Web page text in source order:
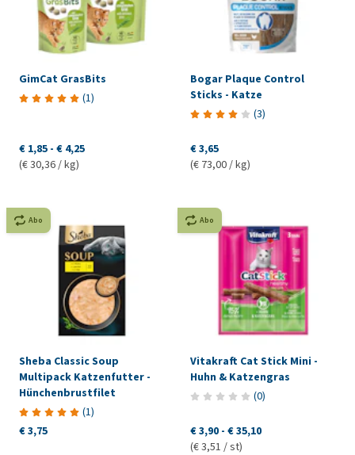
GimCat GrasBits
(1)
€ 1,85 - € 4,25
(€ 30,36 / kg)
Bogar Plaque Control
Sticks - Katze
(3)
€ 3,65
(€ 73,00 / kg)
Abo
Sheba Classic Soup
Multipack Katzenfutter -
Hünchenbrustfilet
(1)
€ 3,75
Abo
Vitakraft Cat Stick Mini -
Huhn & Katzengras
(0)
€ 3,90 - € 35,10
(€ 3,51 / st)